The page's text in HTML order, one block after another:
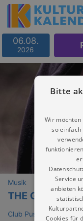
06.08.
2026
Musik
THE GEMS
Club Puschkin
Bitte
Wir möchten
so einfach
Service
anbieten
Cookies für